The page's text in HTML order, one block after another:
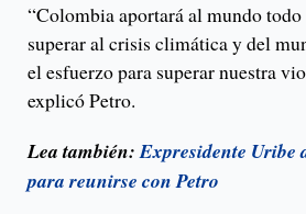
“Colombia aportará al mundo todo
superar al crisis climática y del
el esfuerzo para superar nuestra
explicó Petro.
Lea también:Expresidente Uribe
para reunirse con Petro